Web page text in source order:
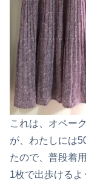
これは、オペー
が、わたしには
たので、普段着
1枚で出歩けるよ